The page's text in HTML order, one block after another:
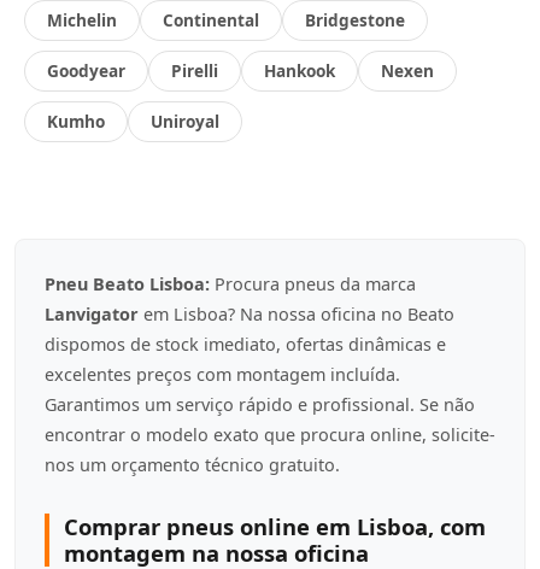
Michelin Continental Bridgestone
Goodyear Pirelli Hankook Nexen
Kumho Uniroyal
Pneu Beato Lisboa: Procura pneus da marca
Lanvigator em Lisboa? Na nossa oficina no Beato
dispomos de stock imediato, ofertas dinâmicas e
excelentes preços com montagem incluída.
Garantimos um serviço rápido e profissional. Se não
encontrar o modelo exato que procura online, solicite-
nos um orçamento técnico gratuito.
Comprar pneus online em Lisboa, com
montagem na nossa oficina